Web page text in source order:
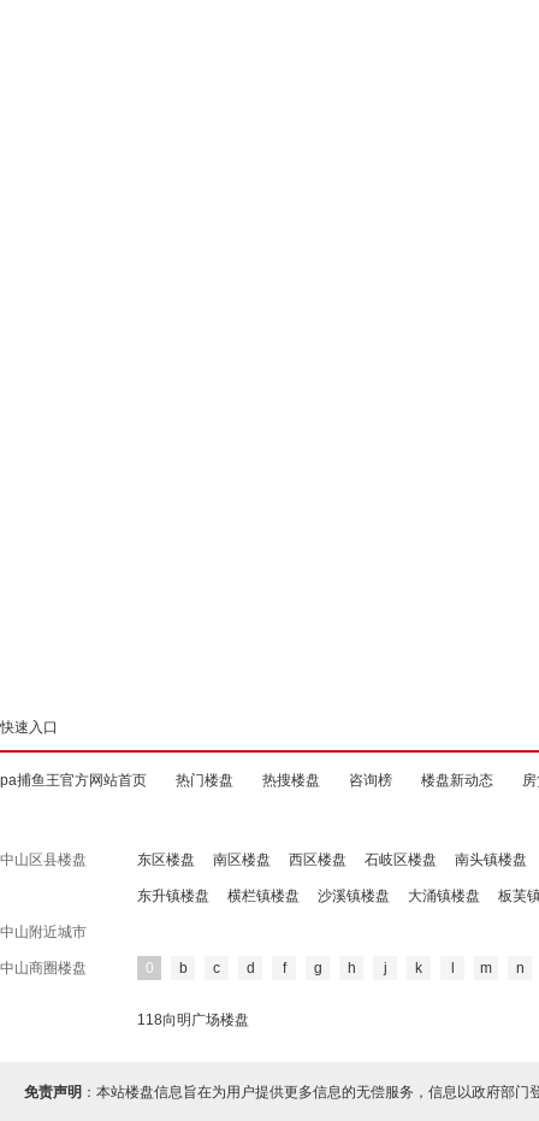
快速入口
pa捕鱼王官方网站首页 热门楼盘 热搜楼盘 咨询榜 楼盘新动态
中山区县楼盘 东区楼盘 南区楼盘 西区楼盘 石岐区楼盘 南头镇楼盘
东升镇楼盘 横栏镇楼盘 沙溪镇楼盘 大涌镇楼盘 板芙
中山附近城市
中山商圈楼盘 0 b c d f g h j k m n
118向明广场楼盘
免责声明 ：本站楼盘信息旨在为用户提供更多信息的无偿服务，信息以政府部门